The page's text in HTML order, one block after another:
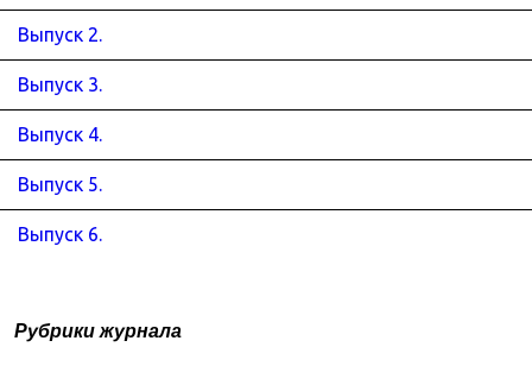
Выпуск 2.
Выпуск 3.
Выпуск 4.
Выпуск 5.
Выпуск 6.
Рубрики журнала